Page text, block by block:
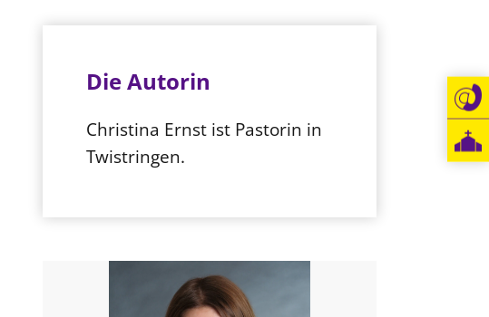
Die Autorin
Christina Ernst ist Pastorin in
Twistringen.